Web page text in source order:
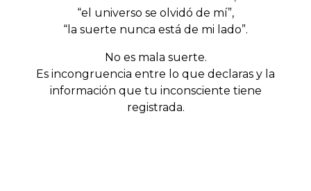
“el universo se olvidó de mí”,
“la suerte nunca está de mi lado”.
No es mala suerte.
Es incongruencia entre lo que declaras y la
información que tu inconsciente tiene
registrada.